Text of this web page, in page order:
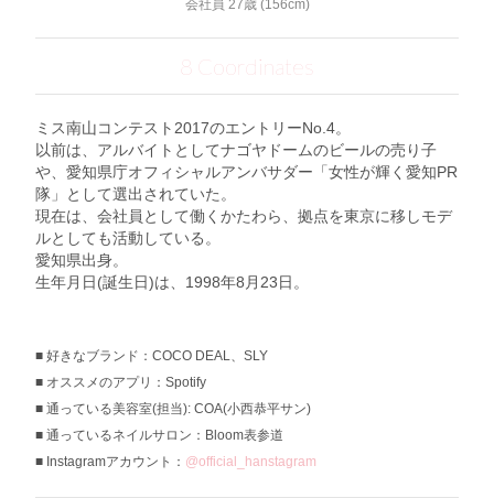
会社員 27歳 (156cm)
8 Coordinates
ミス南山コンテスト2017のエントリーNo.4。
以前は、アルバイトとしてナゴヤドームのビールの売り子
や、愛知県庁オフィシャルアンバサダー「女性が輝く愛知PR
隊」として選出されていた。
現在は、会社員として働くかたわら、拠点を東京に移しモデ
ルとしても活動している。
愛知県出身。
生年月日(誕生日)は、1998年8月23日。
好きなブランド：COCO DEAL、SLY
オススメのアプリ：Spotify
通っている美容室(担当): COA(小西恭平サン)
通っているネイルサロン：Bloom表参道
Instagramアカウント： @official_hanstagram